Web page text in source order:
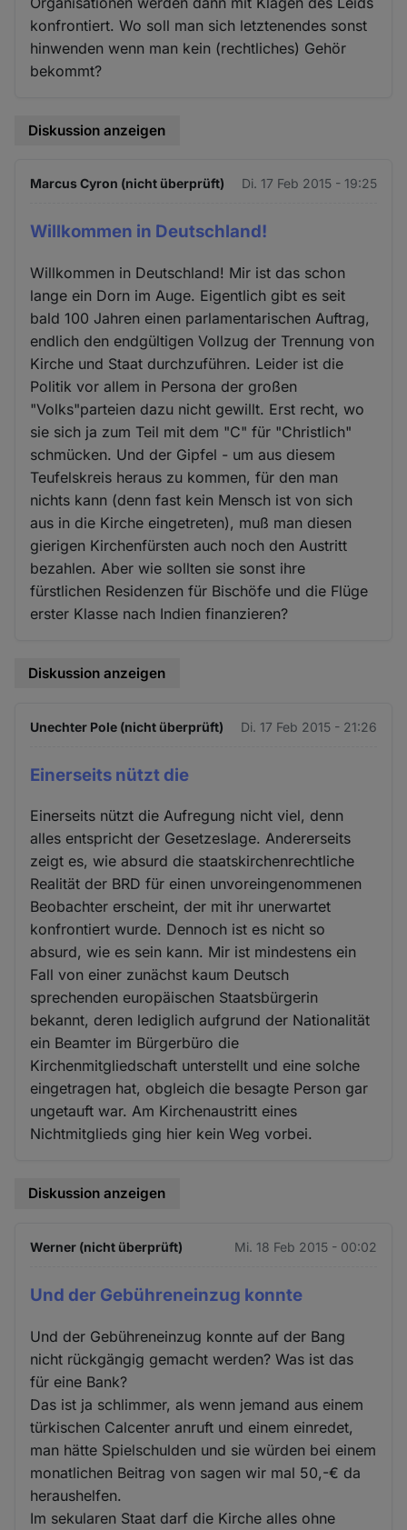
konfrontiert. Wo soll man sich letztenendes sonst
hinwenden wenn man kein (rechtliches) Gehör
bekommt?
Diskussion anzeigen
Marcus Cyron (nicht überprüft) Di. 17 Feb 2015 - 19:25
Willkommen in Deutschland!
Willkommen in Deutschland! Mir ist das schon
lange ein Dorn im Auge. Eigentlich gibt es seit
bald 100 Jahren einen parlamentarischen Auftrag,
endlich den endgültigen Vollzug der Trennung von
Kirche und Staat durchzuführen. Leider ist die
Politik vor allem in Persona der großen
"Volks"parteien dazu nicht gewillt. Erst recht, wo
sie sich ja zum Teil mit dem "C" für "Christlich"
schmücken. Und der Gipfel - um aus diesem
Teufelskreis heraus zu kommen, für den man
nichts kann (denn fast kein Mensch ist von sich
aus in die Kirche eingetreten), muß man diesen
gierigen Kirchenfürsten auch noch den Austritt
bezahlen. Aber wie sollten sie sonst ihre
fürstlichen Residenzen für Bischöfe und die Flüge
erster Klasse nach Indien finanzieren?
Diskussion anzeigen
Unechter Pole (nicht überprüft) Di. 17 Feb 2015 - 21:26
Einerseits nützt die
Einerseits nützt die Aufregung nicht viel, denn
alles entspricht der Gesetzeslage. Andererseits
zeigt es, wie absurd die staatskirchenrechtliche
Realität der BRD für einen unvoreingenommenen
Beobachter erscheint, der mit ihr unerwartet
konfrontiert wurde. Dennoch ist es nicht so
absurd, wie es sein kann. Mir ist mindestens ein
Fall von einer zunächst kaum Deutsch
sprechenden europäischen Staatsbürgerin
bekannt, deren lediglich aufgrund der Nationalität
ein Beamter im Bürgerbüro die
Kirchenmitgliedschaft unterstellt und eine solche
eingetragen hat, obgleich die besagte Person gar
ungetauft war. Am Kirchenaustritt eines
Nichtmitglieds ging hier kein Weg vorbei.
Diskussion anzeigen
Werner (nicht überprüft) Mi. 18 Feb 2015 - 00:02
Und der Gebühreneinzug konnte
Und der Gebühreneinzug konnte auf der Bang
nicht rückgängig gemacht werden? Was ist das
für eine Bank?
Das ist ja schlimmer, als wenn jemand aus einem
türkischen Calcenter anruft und einem einredet,
man hätte Spielschulden und sie würden bei einem
monatlichen Beitrag von sagen wir mal 50,-€ da
heraushelfen.
Im sekularen Staat darf die Kirche alles ohne